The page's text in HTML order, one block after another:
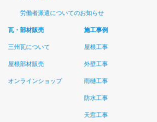
労働者派遣についてのお知らせ
瓦・部材販売
三州瓦について
屋根部材販売
オンラインショップ
施工事例
屋根工事
外壁工事
雨樋工事
防水工事
天窓工事